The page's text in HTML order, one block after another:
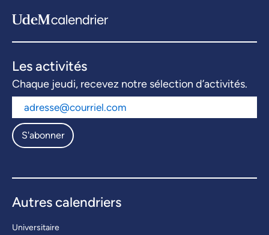
Les activités
Chaque jeudi, recevez notre sélection d’activités.
S'abonner
Autres calendriers
Universitaire